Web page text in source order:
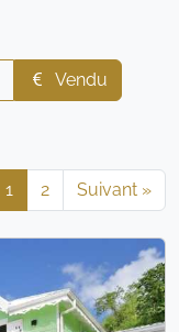
Vendu
1 2 Suivant »